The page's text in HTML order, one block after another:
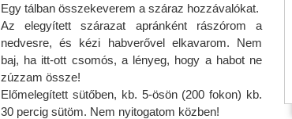
Egy tálban összekeverem a száraz hozzávalókat.
Az elegyített szárazat apránként rászórom a
nedvesre, és kézi habverővel elkavarom. Nem
baj, ha itt-ott csomós, a lényeg, hogy a habot ne
zúzzam össze!
Előmelegített sütőben, kb. 5-ösön (200 fokon) kb.
30 percig sütöm. Nem nyitogatom közben!